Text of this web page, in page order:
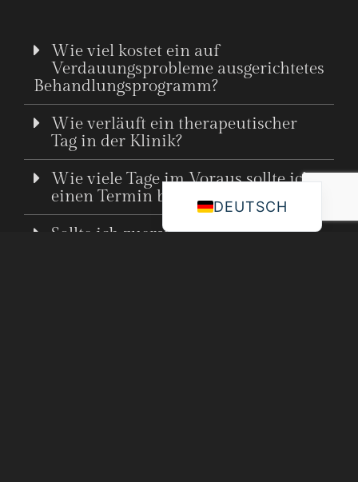
Wie viel kostet ein auf
Verdauungsprobleme ausgerichtetes
Behandlungsprogramm?
Wie verläuft ein therapeutischer
Tag in der Klinik?
Wie viele Tage im Voraus sollte ich
einen Termin buchen?
Sollte ich zuerst eine Konsultation
DEUTSCH